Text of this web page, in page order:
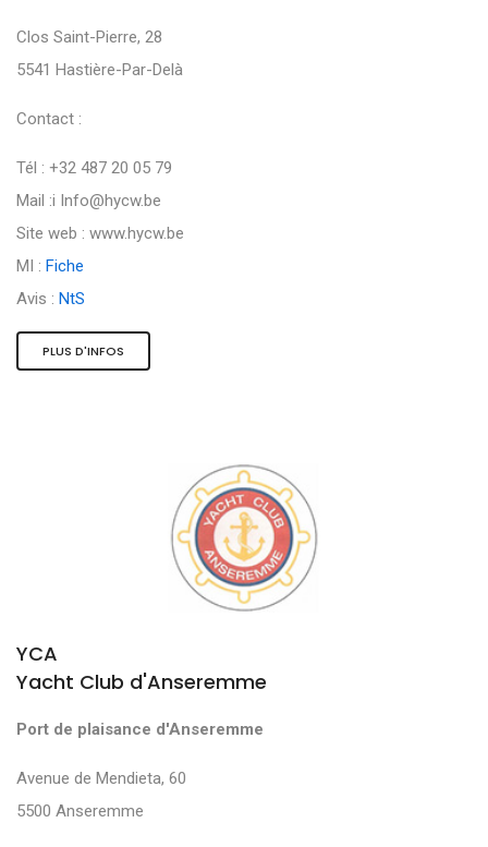
Clos Saint-Pierre, 28
5541 Hastière-Par-Delà
Contact :
Tél : +32 487 20 05 79
Mail :i Info@hycw.be
Site web : www.hycw.be
MI : Fiche
Avis : NtS
PLUS D'INFOS
YCA
Yacht Club d'Anseremme
Port de plaisance d'Anseremme
Avenue de Mendieta, 60
5500 Anseremme